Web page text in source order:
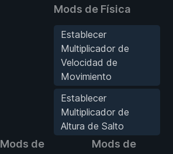
Mods de Física
Establecer
Multiplicador de
Velocidad de
Movimiento
Establecer
Multiplicador de
Altura de Salto
Mods de
Mods de